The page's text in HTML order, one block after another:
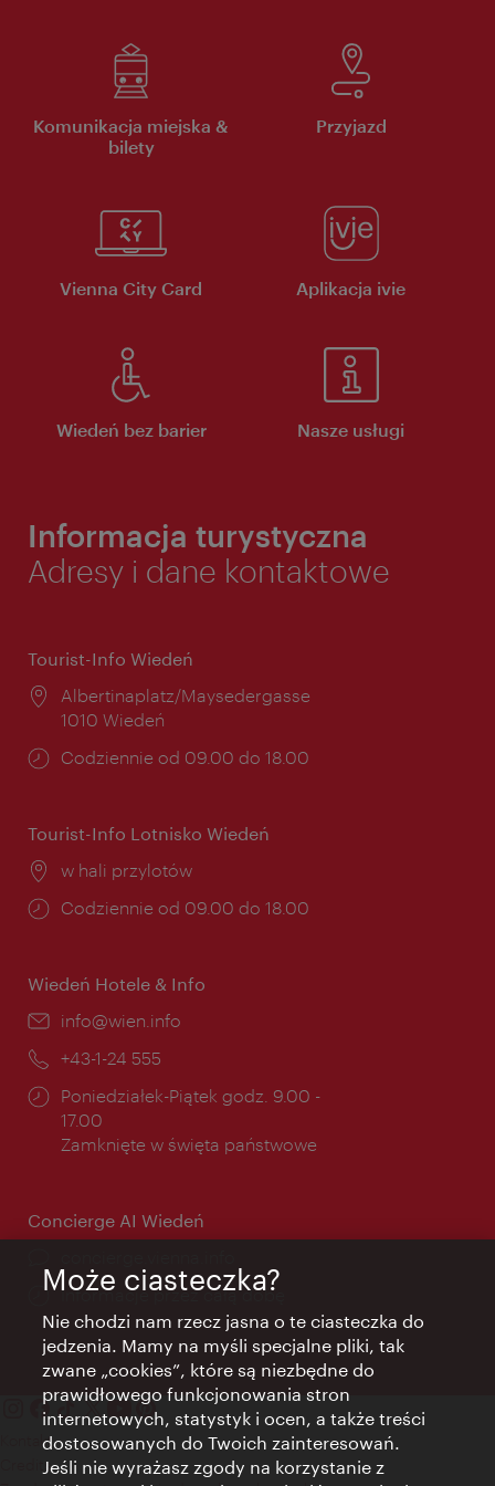
Komunikacja miejska &
bilety
Przyjazd
Vienna City Card Aplikacja ivie
Wiedeń bez barier Nasze usługi
Informacja turystyczna
Adresy i dane kontaktowe
Tourist-Info Wiedeń
Miejsce:
Albertinaplatz/Maysedergasse
1010 Wiedeń
Godziny
Codziennie od 09.00 do 18.00
Tourist-Info Lotnisko Wiedeń
Miejsce:
w hali przylotów
Godziny
Codziennie od 09.00 do 18.00
Wiedeń Hotele & Info
E-
info@wien.info
Telefon:
+43-1-24 555
Godziny
otwarcia:
Poniedziałek-Piątek godz. 9.00 -
17.00
Zamknięte w święta państwowe
Concierge AI Wiedeń
Informacje przez całą dobę
Kontakt
Credits
Może ciasteczka?
Nie chodzi nam rzecz jasna o te ciasteczka do
jedzenia. Mamy na myśli specjalne pliki, tak
zwane „cookies”, które są niezbędne do
prawidłowego funkcjonowania stron
internetowych, statystyk i ocen, a także treści
dostosowanych do Twoich zainteresowań.
Jeśli nie wyrażasz zgody na korzystanie z